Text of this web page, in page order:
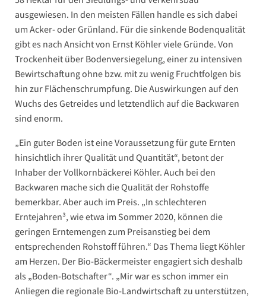
ausgewiesen. In den meisten Fällen handle es sich dabei
um Acker- oder Grünland. Für die sinkende Bodenqualität
gibt es nach Ansicht von Ernst Köhler viele Gründe. Von
Trockenheit über Bodenversiegelung, einer zu intensiven
Bewirtschaftung ohne bzw. mit zu wenig Fruchtfolgen bis
hin zur Flächenschrumpfung. Die Auswirkungen auf den
Wuchs des Getreides und letztendlich auf die Backwaren
sind enorm.
„Ein guter Boden ist eine Voraussetzung für gute Ernten
hinsichtlich ihrer Qualität und Quantität“, betont der
Inhaber der Vollkornbäckerei Köhler. Auch bei den
Backwaren mache sich die Qualität der Rohstoffe
bemerkbar. Aber auch im Preis. „In schlechteren
Erntejahren³, wie etwa im Sommer 2020, können die
geringen Erntemengen zum Preisanstieg bei dem
entsprechenden Rohstoff führen.“ Das Thema liegt Köhler
am Herzen. Der Bio-Bäckermeister engagiert sich deshalb
als „Boden-Botschafter“. „Mir war es schon immer ein
Anliegen die regionale Bio-Landwirtschaft zu unterstützen,